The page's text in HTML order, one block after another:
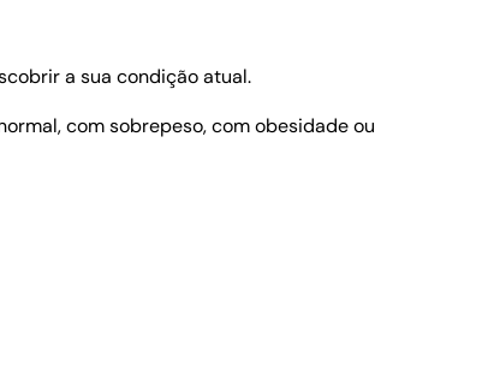
a sua condição atual.
com sobrepeso, com obesidade ou